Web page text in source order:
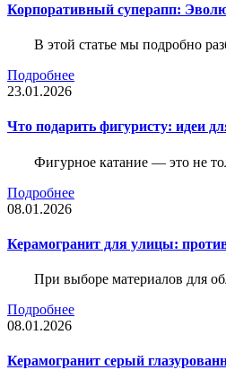
Корпоративный суперапп:
В этой статье мы подробно
Подробнее
23.01.2026
Что подарить фигуристу: идеи
Фигурное катание — это не
Подробнее
08.01.2026
Керамогранит для улицы:
При выборе материалов для
Подробнее
08.01.2026
Керамогранит серый